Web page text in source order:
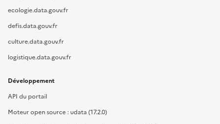
ecologie.data.gouv.fr
defis.data.gouv.fr
culture.data.gouv.fr
logistique.data.gouv.fr
Développement
API du portail
Moteur open source : udata (17.2.0)